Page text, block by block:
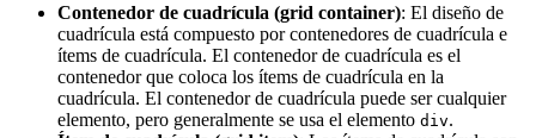
Contenedor de cuadrícula (grid container): El diseño de
cuadrícula está compuesto por contenedores de cuadrícula e
ítems de cuadrícula. El contenedor de cuadrícula es el
contenedor que coloca los ítems de cuadrícula en la
cuadrícula. El contenedor de cuadrícula puede ser cualquier
elemento, pero generalmente se usa el elemento div.